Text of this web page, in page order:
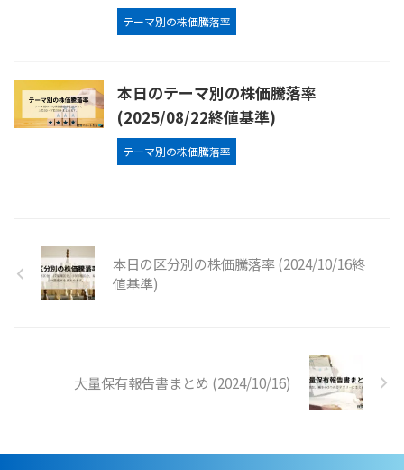
テーマ別の株価騰落率
本日のテーマ別の株価騰落率
(2025/08/22終値基準)
テーマ別の株価騰落率
本日の区分別の株価騰落率 (2024/10/16終
値基準)
大量保有報告書まとめ (2024/10/16)